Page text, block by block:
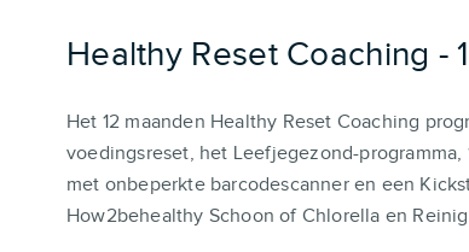
Healthy Reset Coaching -
Het 12 maanden Healthy Reset Coaching
voedingsreset, het Leefjegezond-programma,
met onbeperkte barcodescanner en een
How2behealthy Schoon of Chlorella en